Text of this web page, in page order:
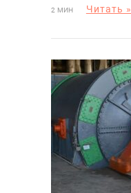
2 МИН Читать »